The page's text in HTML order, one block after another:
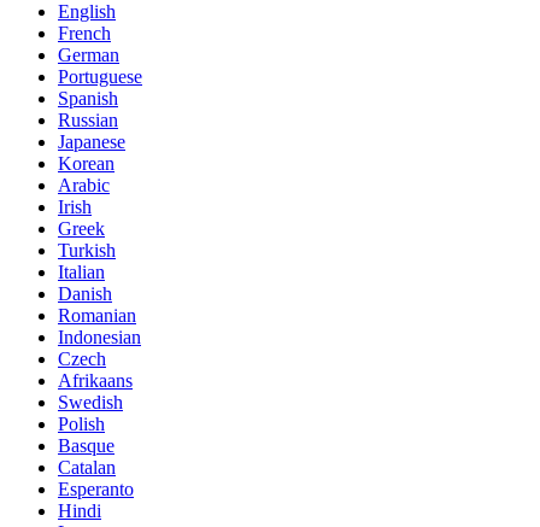
English
French
German
Portuguese
Spanish
Russian
Japanese
Korean
Arabic
Irish
Greek
Turkish
Italian
Danish
Romanian
Indonesian
Czech
Afrikaans
Swedish
Polish
Basque
Catalan
Esperanto
Hindi